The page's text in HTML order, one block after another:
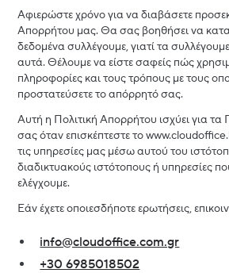
Αφιερώστε χρόνο για να διαβάσετε
Απορρήτου μας. Θα σας βοηθήσει να
δεδομένα συλλέγουμε, γιατί τα
αυτά. Θέλουμε να είστε σαφείς πώς
πληροφορίες και τους τρόπους με τους
προστατεύσετε το απόρρητό σας.
Αυτή η Πολιτική Απορρήτου ισχύει για
σας όταν επισκέπτεστε το
τις υπηρεσίες μας μέσω αυτού του
διαδικτυακούς ιστότοπους ή υπηρεσίες
ελέγχουμε.
Εάν έχετε οποιεσδήποτε ερωτήσεις,
info@cloudoffice.com.gr
+30 6985018502